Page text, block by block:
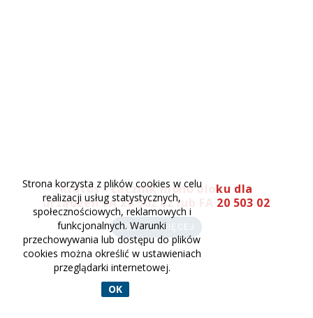
Kratos - Łącznik mono bloku dla
urządzeń FA 20 502 02 lub FA 20 503 02
ZOBACZ WIĘCEJ
Strona korzysta z plików cookies w celu
realizacji usług statystycznych,
społecznościowych, reklamowych i
funkcjonalnych. Warunki
przechowywania lub dostępu do plików
cookies można określić w ustawieniach
przeglądarki internetowej.
OK